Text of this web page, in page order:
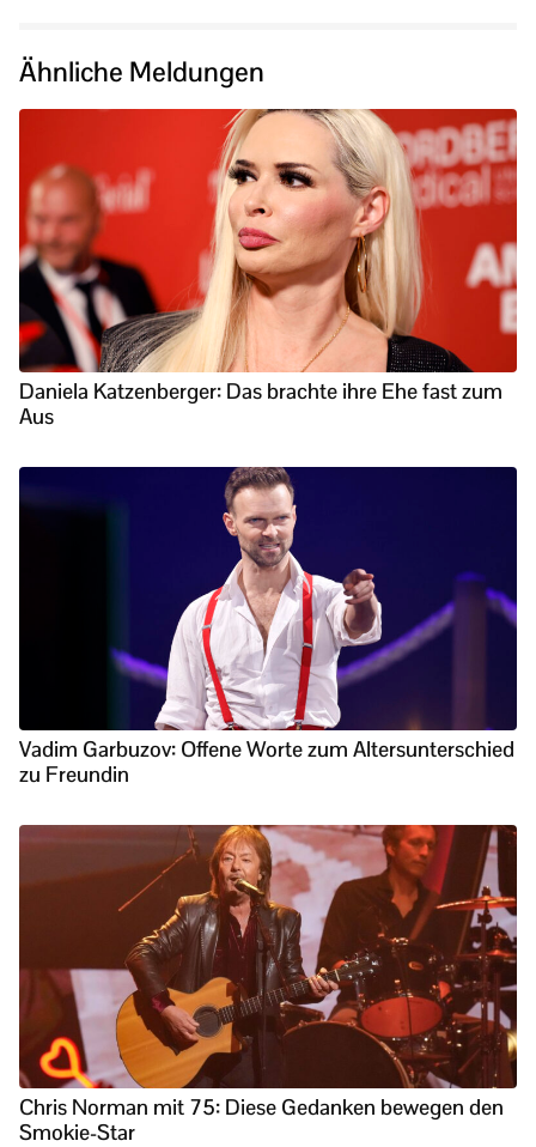
Ähnliche Meldungen
Daniela Katzenberger: Das brachte ihre Ehe fast zum
Aus
Vadim Garbuzov: Offene Worte zum Altersunterschied
zu Freundin
Chris Norman mit 75: Diese Gedanken bewegen den
Smokie-Star